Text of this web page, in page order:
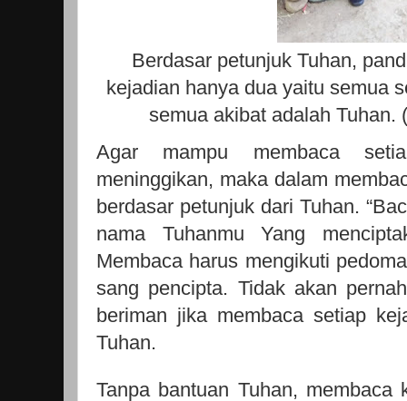
Berdasar petunjuk Tuhan,
kejadian hanya dua yaitu semua
semua akibat adalah Tuhan.
Agar mampu membaca
meninggikan, maka dalam
berdasar petunjuk dari Tuhan.
nama Tuhanmu Yang
Membaca harus mengikuti
sang pencipta. Tidak akan
beriman jika membaca setiap
Tuhan.
Tanpa bantuan Tuhan, membaca